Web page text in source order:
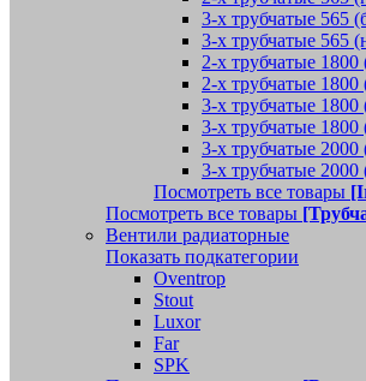
3-х трубчатые 565
3-х трубчатые 565
2-х трубчатые 1800
2-х трубчатые
3-х трубчатые 1800
3-х трубчатые
3-х трубчатые 2000
3-х трубчатые
Посмотреть все товары
Посмотреть все товары
Вентили радиаторные
Показать подкатегории
Oventrop
Stout
Luxor
Far
SPK